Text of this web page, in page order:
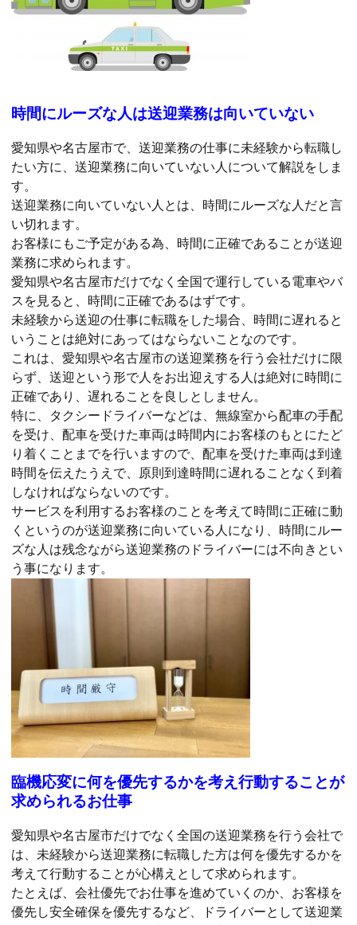
時間にルーズな人は送迎業務は向いていない
愛知県や名古屋市で、送迎業務の仕事に未経験から転職し
たい方に、送迎業務に向いていない人について解説をしま
す。
送迎業務に向いていない人とは、時間にルーズな人だと言
い切れます。
お客様にもご予定がある為、時間に正確であることが送迎
業務に求められます。
愛知県や名古屋市だけでなく全国で運行している電車やバ
スを見ると、時間に正確であるはずです。
未経験から送迎の仕事に転職をした場合、時間に遅れると
いうことは絶対にあってはならないことなのです。
これは、愛知県や名古屋市の送迎業務を行う会社だけに限
らず、送迎という形で人をお出迎えする人は絶対に時間に
正確であり、遅れることを良しとしません。
特に、タクシードライバーなどは、無線室から配車の手配
を受け、配車を受けた車両は時間内にお客様のもとにたど
り着くことまでを行いますので、配車を受けた車両は到達
時間を伝えたうえで、原則到達時間に遅れることなく到着
しなければならないのです。
サービスを利用するお客様のことを考えて時間に正確に動
くというのが送迎業務に向いている人になり、時間にルー
ズな人は残念ながら送迎業務のドライバーには不向きとい
う事になります。
臨機応変に何を優先するかを考え行動することが
求められるお仕事
愛知県や名古屋市だけでなく全国の送迎業務を行う会社で
は、未経験から送迎業務に転職した方は何を優先するかを
考えて行動することが心構えとして求められます。
たとえば、会社優先でお仕事を進めていくのか、お客様を
優先し安全確保を優先するなど、ドライバーとして送迎業